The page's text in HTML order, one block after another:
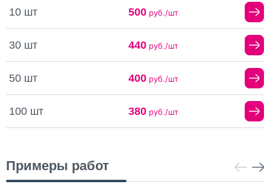
10 шт 500руб./шт
30 шт 440руб./шт
50 шт 400руб./шт
100 шт 380руб./шт
Примеры работ